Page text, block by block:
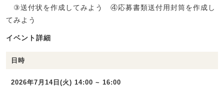
③送付状を作成してみよう ④応募書類送付用封筒を作成し
てみよう
イベント詳細
日時
2026年7月14日(火) 14:00 ~ 16:00